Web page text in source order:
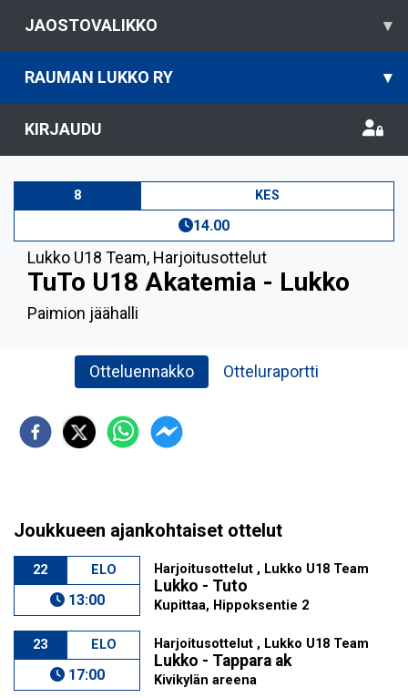
JAOSTOVALIKKO ▾
RAUMAN LUKKO RY ▾
KIRJAUDU
8 KES
14.00
Lukko U18 Team, Harjoitusottelut
TuTo U18 Akatemia - Lukko
Paimion jäähalli
Otteluennakko Otteluraportti
Joukkueen ajankohtaiset ottelut
22 ELO
13:00
Harjoitusottelut , Lukko U18 Team
Lukko - Tuto
Kupittaa, Hippoksentie 2
23 ELO
17:00
Harjoitusottelut , Lukko U18 Team
Lukko - Tappara ak
Kivikylän areena